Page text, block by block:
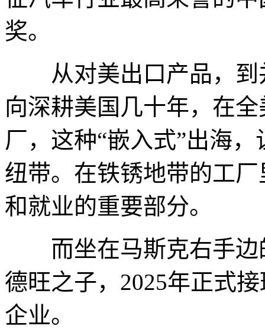
奖。
从对美出口产品，到
向深耕美国几十年，在
厂，这种“嵌入式”出海
纽带。在铁锈地带的工
和就业的重要部分。
而坐在马斯克右手边
德旺之子，2025年正式
企业。